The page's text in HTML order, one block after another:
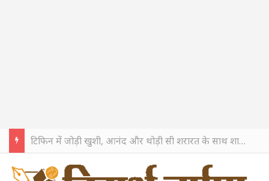
TPAG भारत के रक्त सुरक्षा पारिस्थितिकी तंत्र को मज़बूत करने के लिए विशेषज्ञों को एक मंच पर लाया